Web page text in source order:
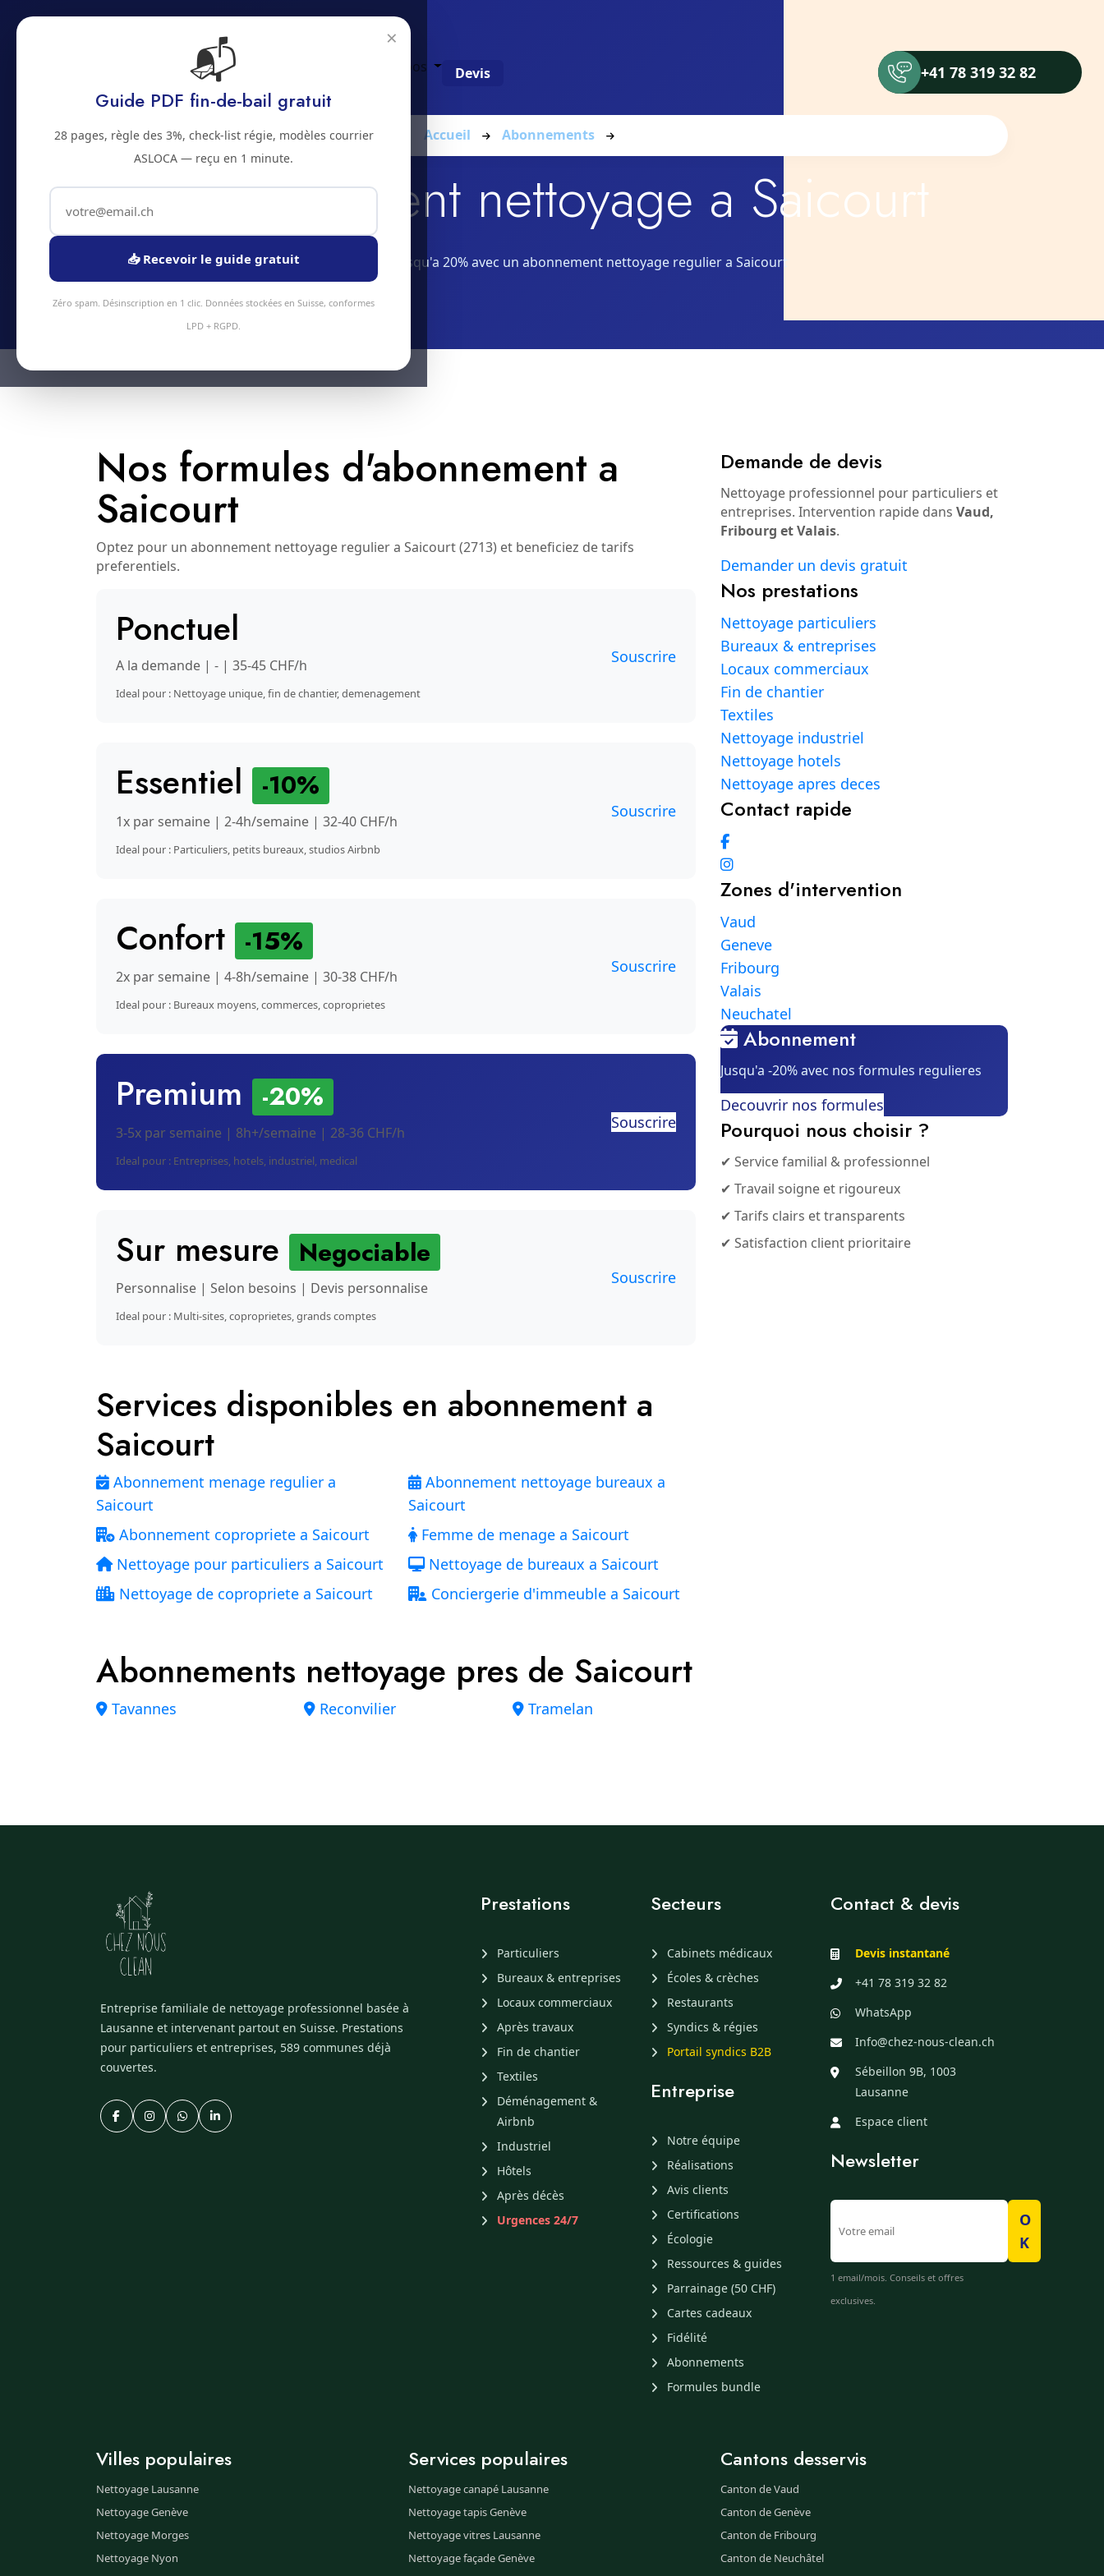
Prestations À propos Devis +41 78 319 32 82
Accueil Abonnements
Abonnement nettoyage a Saicourt
Economisez jusqu'a 20% avec un abonnement nettoyage regulier a Saicourt
Nos formules d'abonnement a
Saicourt
Optez pour un abonnement nettoyage regulier a Saicourt (2713) et beneficiez de tarifs
preferentiels.
Ponctuel
A la demande | - | 35-45 CHF/h
Ideal pour : Nettoyage unique, fin de chantier, demenagement
Souscrire
Essentiel -10%
1x par semaine | 2-4h/semaine | 32-40 CHF/h
Ideal pour : Particuliers, petits bureaux, studios Airbnb
Souscrire
Confort -15%
2x par semaine | 4-8h/semaine | 30-38 CHF/h
Ideal pour : Bureaux moyens, commerces, coproprietes
Souscrire
Premium -20%
3-5x par semaine | 8h+/semaine | 28-36 CHF/h
Ideal pour : Entreprises, hotels, industriel, medical
Souscrire
Sur mesure Negociable
Personnalise | Selon besoins | Devis personnalise
Ideal pour : Multi-sites, coproprietes, grands comptes
Souscrire
Services disponibles en abonnement a
Saicourt
Abonnement menage regulier a
Saicourt
Abonnement nettoyage bureaux a
Saicourt
Abonnement copropriete a Saicourt
Femme de menage a Saicourt
Nettoyage pour particuliers a Saicourt
Nettoyage de bureaux a Saicourt
Nettoyage de copropriete a Saicourt
Conciergerie d'immeuble a Saicourt
Abonnements nettoyage pres de Saicourt
Tavannes Reconvilier Tramelan
Demande de devis
Nettoyage professionnel pour particuliers et
entreprises. Intervention rapide dans Vaud,
Fribourg et Valais.
Demander un devis gratuit
Nos prestations
Nettoyage particuliers
Bureaux & entreprises
Locaux commerciaux
Fin de chantier
Textiles
Nettoyage industriel
Nettoyage hotels
Nettoyage apres deces
Contact rapide
Zones d'intervention
Vaud
Geneve
Fribourg
Valais
Neuchatel
Abonnement
Jusqu'a -20% avec nos formules regulieres
Decouvrir nos formules
Pourquoi nous choisir ?
✔ Service familial & professionnel
✔ Travail soigne et rigoureux
✔ Tarifs clairs et transparents
✔ Satisfaction client prioritaire
Entreprise familiale de nettoyage professionnel basée à
Lausanne et intervenant partout en Suisse. Prestations
pour particuliers et entreprises, 589 communes déjà
couvertes.
Prestations
Particuliers
Bureaux & entreprises
Locaux commerciaux
Après travaux
Fin de chantier
Textiles
Déménagement &
Airbnb
Industriel
Hôtels
Après décès
Urgences 24/7
Secteurs
Cabinets médicaux
Écoles & crèches
Restaurants
Syndics & régies
Portail syndics B2B
Entreprise
Notre équipe
Réalisations
Avis clients
Certifications
Écologie
Ressources & guides
Parrainage (50 CHF)
Cartes cadeaux
Fidélité
Abonnements
Formules bundle
Contact & devis
Devis instantané
+41 78 319 32 82
WhatsApp
Info@chez-nous-clean.ch
Sébeillon 9B, 1003
Lausanne
Espace client
Newsletter
O
K
1 email/mois. Conseils et offres
exclusives.
Villes populaires
Nettoyage Lausanne
Nettoyage Genève
Nettoyage Morges
Nettoyage Nyon
Services populaires
Nettoyage canapé Lausanne
Nettoyage tapis Genève
Nettoyage vitres Lausanne
Nettoyage façade Genève
Cantons desservis
Canton de Vaud
Canton de Genève
Canton de Fribourg
Canton de Neuchâtel
×
📬
Guide PDF fin-de-bail gratuit
28 pages, règle des 3%, check-list régie, modèles courrier
ASLOCA — reçu en 1 minute.
📥 Recevoir le guide gratuit
Zéro spam. Désinscription en 1 clic. Données stockées en Suisse, conformes
LPD + RGPD.